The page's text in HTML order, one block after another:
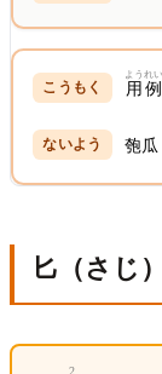
用例
ようれい
匏瓜
匕（さじ）